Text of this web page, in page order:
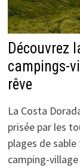
Découvrez
campings-
rêve
La Costa
prisée par les
plages de
camping-